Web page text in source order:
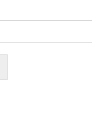
СОЗДАВАТЬ
ПРОДУКТЫ